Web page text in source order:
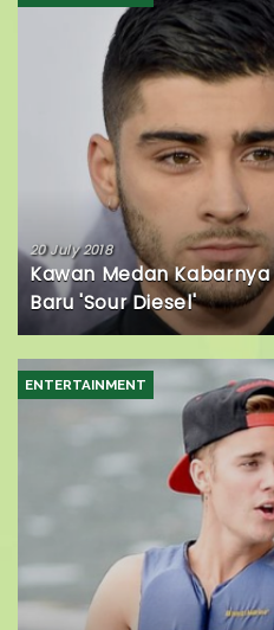
20 July 2018
Kawan Medan Kabarnya
Baru 'Sour Diesel'
ENTERTAINMENT